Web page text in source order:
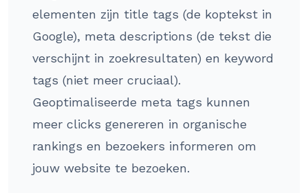
elementen zijn title tags (de koptekst in
Google), meta descriptions (de tekst die
verschijnt in zoekresultaten) en keyword
tags (niet meer cruciaal).
Geoptimaliseerde meta tags kunnen
meer clicks genereren in organische
rankings en bezoekers informeren om
jouw website te bezoeken.